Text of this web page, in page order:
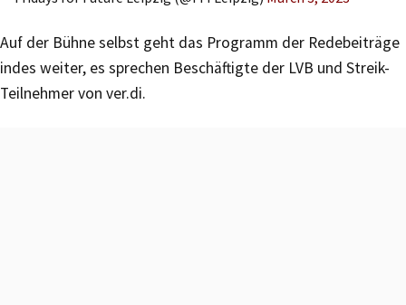
Auf der Bühne selbst geht das Programm der Redebeiträge
indes weiter, es sprechen Beschäftigte der LVB und Streik-
Teilnehmer von ver.di.